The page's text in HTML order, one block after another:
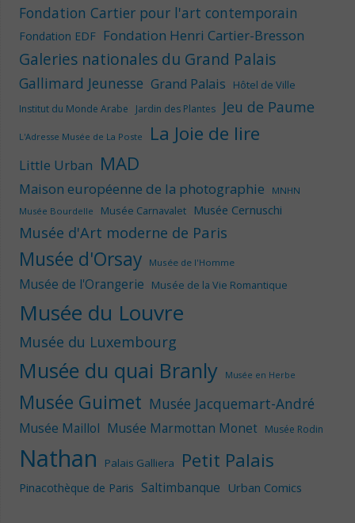
Fondation Cartier pour l'art contemporain
Fondation EDF Fondation Henri Cartier-Bresson
Galeries nationales du Grand Palais
Gallimard Jeunesse Grand Palais Hôtel de Ville
Institut du Monde Arabe Jardin des Plantes Jeu de Paume
L'Adresse Musée de La Poste La Joie de lire
Little Urban MAD
Maison européenne de la photographie
MNHN
Musée Bourdelle
Musée Carnavalet Musée Cernuschi
Musée d'Art moderne de Paris
Musée d'Orsay Musée de l'Homme
Musée de l'Orangerie Musée de la Vie Romantique
Musée du Louvre
Musée du Luxembourg
Musée du quai Branly Musée en Herbe
Musée Guimet Musée Jacquemart-André
Musée Maillol Musée Marmottan Monet Musée Rodin
Nathan Palais Galliera Petit Palais
Pinacothèque de Paris Saltimbanque Urban Comics